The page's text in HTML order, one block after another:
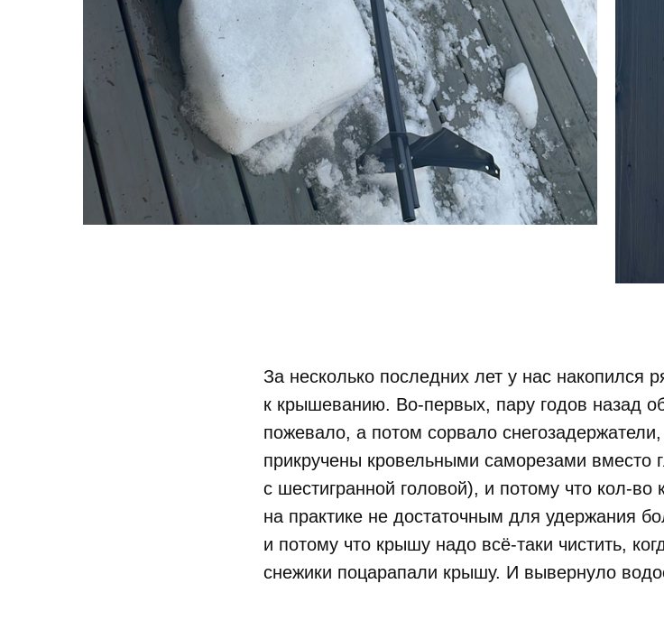
За несколько последних лет у нас накопился
к крышеванию. Во-первых, пару годов назад
пожевало, а потом сорвало
прикручены кровельными саморезами вместо
с шестигранной головой), и потому что кол-во
на практике не достаточным для удержания
и потому что крышу надо всё-таки чистить,
снежики поцарапали крышу. И вывернуло